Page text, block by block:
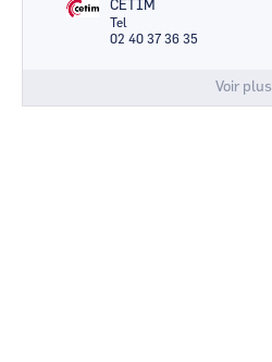
CETIM
Tel
02 40 37 36 35
Voir plus